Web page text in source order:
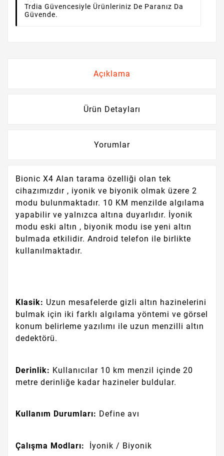
Trdia Güvencesiyle Ürünleriniz De Paranız Da
Güvende.
Açıklama
Ürün Detayları
Yorumlar
Bionic X4 Alan tarama özelliği olan tek
cihazımızdır , iyonik ve biyonik olmak üzere 2
modu bulunmaktadır. 10 KM menzilde algılama
yapabilir ve yalnızca altına duyarlıdır. İyonik
modu eski altın , biyonik modu ise yeni altın
bulmada etkilidir. Android telefon ile birlikte
kullanılmaktadır.
Klasik: Uzun mesafelerde gizli altın hazinelerini
bulmak için iki farklı algılama yöntemi ve görsel
konum belirleme yazılımı ile uzun menzilli altın
dedektörü.
Derinlik: Kullanıcılar 10 km menzil içinde 20
metre derinliğe kadar hazineler buldular.
Kullanım Durumları: Define avı
Çalışma Modları: İyonik / Biyonik